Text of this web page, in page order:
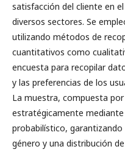
satisfacción del cliente en
diversos sectores. Se
utilizando métodos de
cuantitativos como
encuesta para recopilar
y las preferencias de los
La muestra, compuesta
estratégicamente
probabilístico,
género y una distribución